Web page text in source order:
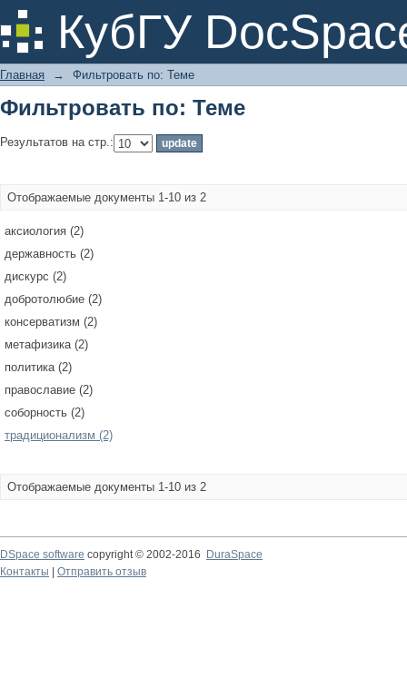
КубГУ
Фильтровать по: Теме
Главная → Фильтровать по: Теме
Фильтровать по: Теме
Результатов на стр.:
Отображаемые документы 1-10 из 2
аксиология (2)
державность (2)
дискурс (2)
добротолюбие (2)
консерватизм (2)
метафизика (2)
политика (2)
православие (2)
соборность (2)
традиционализм (2)
Отображаемые документы 1-10 из 2
DSpace software copyright © 2002-2016
DuraSpace
Контакты
Отправить отзыв